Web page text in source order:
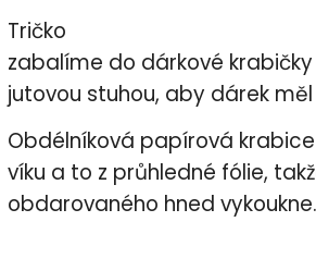
Tričko
zabalíme do dárkové
jutovou stuhou, aby dárek
Obdélníková papírová
víku a to z průhledné fólie,
obdarovaného hned vykoukne.